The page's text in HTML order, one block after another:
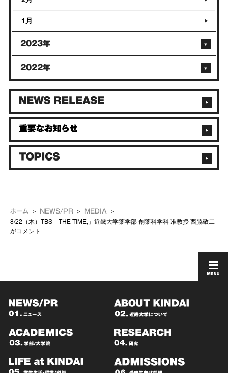
ホーム NEWS/PR MEDIA
8/22（木）TBS「THE TIME,」近畿大学薬学部 創薬科学科 准教授 西脇敬二
がコメント
1月
2023年
2022年